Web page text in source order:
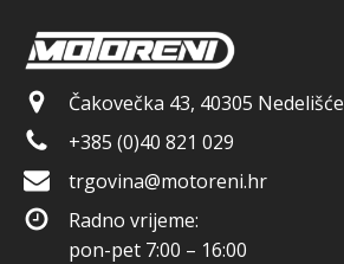
Čakovečka 43, 40305 Nedelišće
+385 (0)40 821 029
trgovina@motoreni.hr
Radno vrijeme:
pon-pet 7:00 – 16:00